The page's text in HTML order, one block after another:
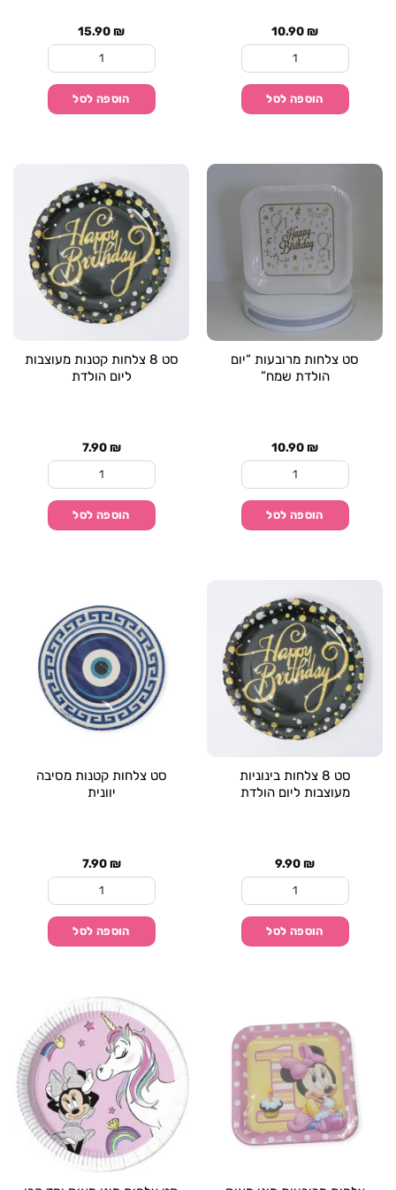
10.90₪
כמות של סט צלחות קטנות מבריקות לבר מצווה
הוספה לסל
15.90₪
כמות של סט צלחות
הוספה לסל
סט צלחות מרובעות “יום
הולדת שמח”
10.90₪
כמות של סט צלחות מרובעות "יום הולדת שמח"
הוספה לסל
סט 8 צלחות קטנות מעוצבות
ליום הולדת
7.90₪
כמות של סט 8 צלחות קטנות מעוצבות ליום הולדת
הוספה לסל
סט 8 צלחות בינוניות
מעוצבות ליום הולדת
9.90₪
כמות של סט 8 צלחות בינוניות מעוצבות ליום הולדת
הוספה לסל
סט צלחות קטנות מסיבה
יוונית
7.90₪
כמות של סט צלחות
הוספה לסל